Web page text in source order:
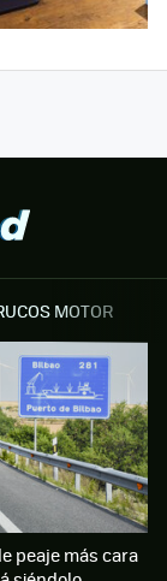
MOTOR
peaje más cara